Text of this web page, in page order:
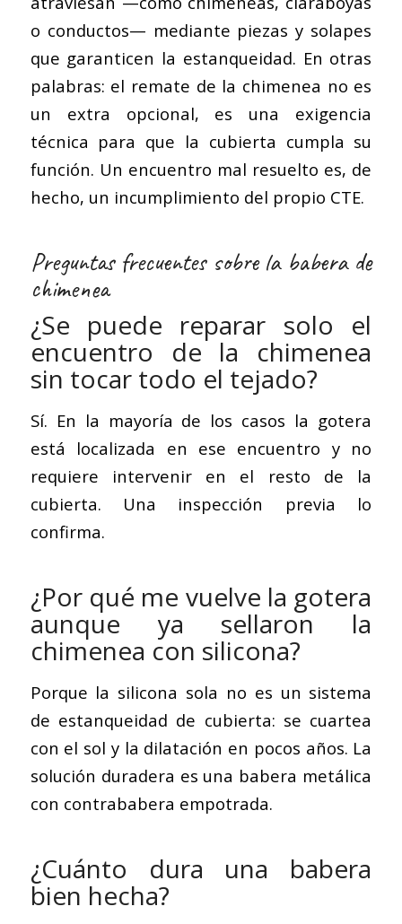
o conductos— mediante piezas y solapes
que garanticen la estanqueidad. En otras
palabras: el remate de la chimenea no es
un extra opcional, es una exigencia
técnica para que la cubierta cumpla su
función. Un encuentro mal resuelto es, de
hecho, un incumplimiento del propio CTE.
Preguntas frecuentes sobre la babera de
chimenea
¿Se puede reparar solo el
encuentro de la chimenea
sin tocar todo el tejado?
Sí. En la mayoría de los casos la gotera
está localizada en ese encuentro y no
requiere intervenir en el resto de la
cubierta. Una inspección previa lo
confirma.
¿Por qué me vuelve la gotera
aunque ya sellaron la
chimenea con silicona?
Porque la silicona sola no es un sistema
de estanqueidad de cubierta: se cuartea
con el sol y la dilatación en pocos años. La
solución duradera es una babera metálica
con contrababera empotrada.
¿Cuánto dura una babera
bien hecha?